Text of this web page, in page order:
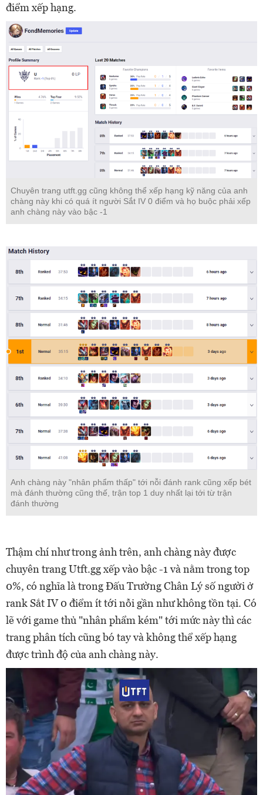
điểm xếp hạng.
Chuyên trang utft.gg cũng không thể xếp hạng kỹ năng của anh
chàng này khi có quá ít người Sắt IV 0 điểm và họ buộc phải xếp
anh chàng này vào bậc -1
Anh chàng này "nhân phẩm thấp" tới nỗi đánh rank cũng xếp bét
mà đánh thường cũng thế, trận top 1 duy nhất lại tới từ trận
đánh thường
Thậm chí như trong ảnh trên, anh chàng này được
chuyên trang Utft.gg xếp vào bậc -1 và nằm trong top
0%, có nghĩa là trong Đấu Trường Chân Lý số người ở
rank Sắt IV 0 điểm ít tới nỗi gần như không tồn tại. Có
lẽ với game thủ "nhân phẩm kém" tới mức này thì các
trang phân tích cũng bó tay và không thể xếp hạng
được trình độ của anh chàng này.